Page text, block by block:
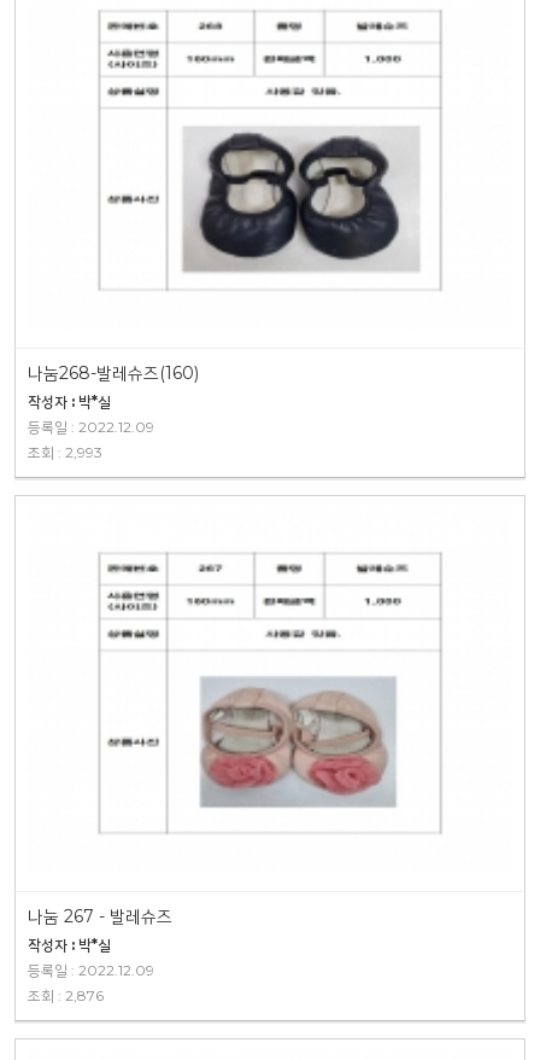
나눔268-발레슈즈(160)
작성자 : 박*실
등록일 : 2022.12.09
조회 : 2,993
나눔 267 - 발레슈즈
작성자 : 박*실
등록일 : 2022.12.09
조회 : 2,876